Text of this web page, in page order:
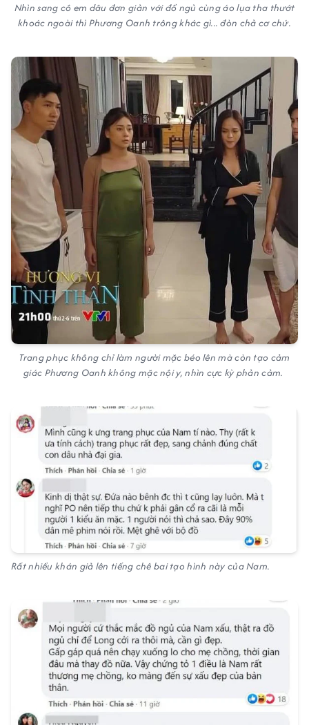
Nhìn sang cô em dâu đơn giản với đồ ngủ cùng áo lụa tha thướt
khoác ngoài thì Phương Oanh trông khác gì... đòn chả cơ chứ.
Trang phục không chỉ làm người mặc béo lên mà còn tạo cảm
giác Phương Oanh không mặc nội y, nhìn cực kỳ phản cảm.
Rất nhiều khán giả lên tiếng chê bai tạo hình này của Nam.